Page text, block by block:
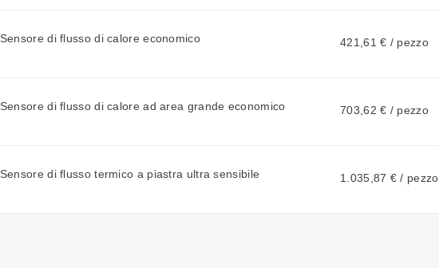
R
N
Sensore di flusso di calore economico 421,61 € / pezzo
Sensore di flusso di calore ad area grande economico 703,62 € / pezzo
Sensore di flusso termico a piastra ultra sensibile 1.035,87 € / pezzo